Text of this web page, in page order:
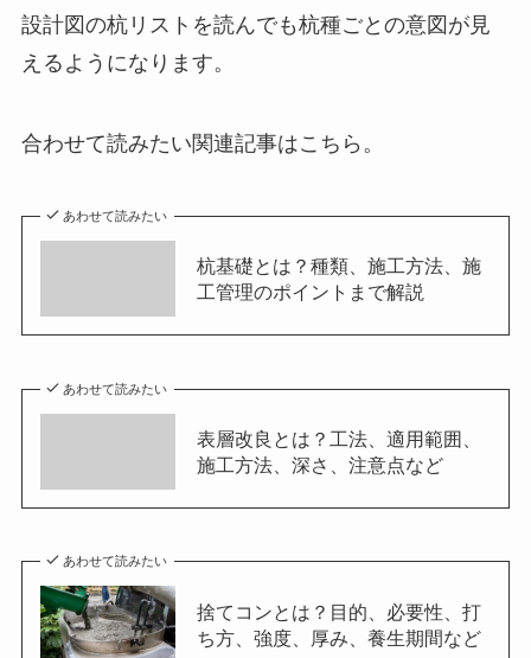
設計図の杭リストを読んでも杭種ごとの意図が見
えるようになります。
合わせて読みたい関連記事はこちら。
あわせて読みたい
杭基礎とは？種類、施工方法、施
工管理のポイントまで解説
あわせて読みたい
表層改良とは？工法、適用範囲、
施工方法、深さ、注意点など
あわせて読みたい
捨てコンとは？目的、必要性、打
ち方、強度、厚み、養生期間など